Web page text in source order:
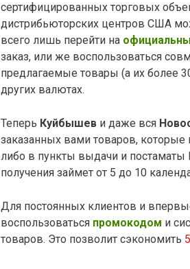
сертифицированных торговых
дистрибьюторских центров США
всего лишь перейти на
заказ, или же воспользоваться
предлагаемые товары (а их более
других валютах.
Теперь Куйбышев и даже вся
заказанных вами товаров,
либо в пункты выдачи и постаматы
получения займет от 5 до 10
Для постоянных клиентов и
воспользоваться промокодом и
товаров. Это позволит сэкономить